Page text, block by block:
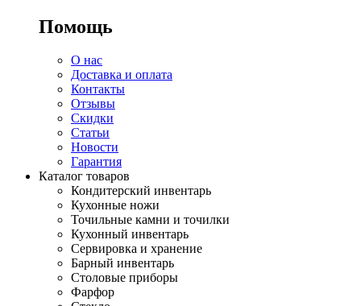
Помощь
О нас
Доставка и оплата
Контакты
Отзывы
Скидки
Статьи
Новости
Гарантия
Каталог товаров
Кондитерский инвентарь
Кухонные ножи
Точильные камни и точилки
Кухонный инвентарь
Сервировка и хранение
Барный инвентарь
Столовые приборы
Фарфор